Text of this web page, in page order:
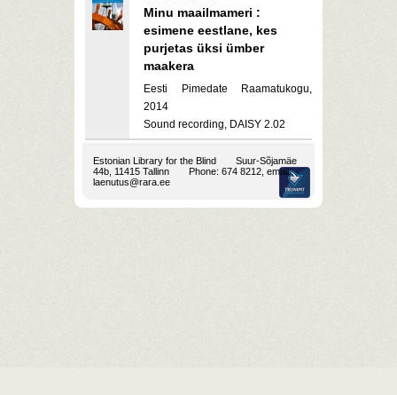
Minu maailmameri :
esimene eestlane, kes
purjetas üksi ümber
maakera
Eesti Pimedate Raamatukogu,
2014
Sound recording, DAISY 2.02
Estonian Library for the Blind
Suur-Sõjamäe
44b, 11415 Tallinn
Phone: 674 8212, email:
laenutus@rara.ee